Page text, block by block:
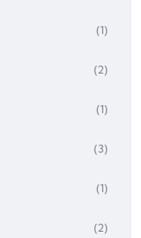
(1)
(2)
(1)
(3)
(1)
(2)